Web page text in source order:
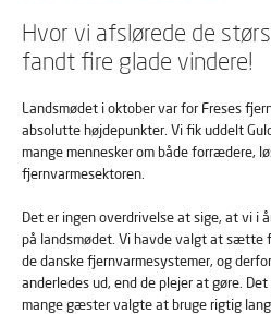
Hvor vi afslørede de
fandt fire glade vindere!
Landsmødet i oktober var for Freses
absolutte højdepunkter. Vi fik uddelt
mange mennesker om både forrædere,
fjernvarmesektoren.
Det er ingen overdrivelse at sige, at vi i
på landsmødet. Vi havde valgt at sætte
de danske fjernvarmesystemer, og
anderledes ud, end de plejer at gøre.
mange gæster valgte at bruge rigtig